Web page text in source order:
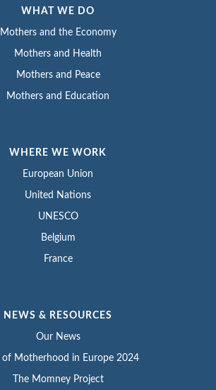
WHAT WE DO
Mothers and the Economy
Mothers and Health
Mothers and Peace
Mothers and Education
WHERE WE WORK
European Union
United Nations
UNESCO
Belgium
France
NEWS & RESOURCES
Our News
of Motherhood in Europe 2024
The Momney Project